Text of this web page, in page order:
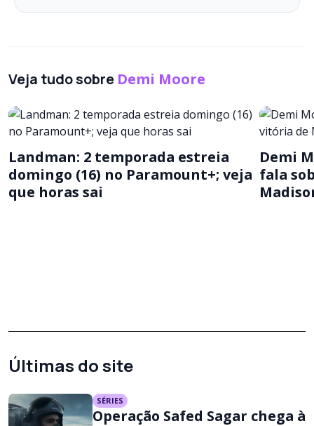
Veja tudo sobre Demi Moore
Landman: 2 temporada estreia
domingo (16) no Paramount+; veja
que horas sai
Demi
fala
Últimas do site
SÉRIES
Operação Safed Sagar chega à